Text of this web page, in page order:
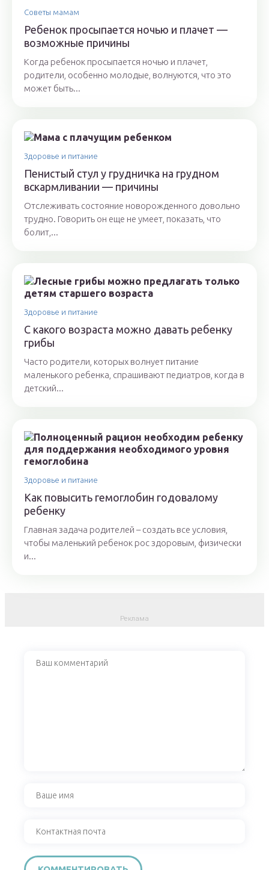
Советы мамам
Ребенок просыпается ночью и плачет —
возможные причины
Когда ребенок просыпается ночью и плачет,
родители, особенно молодые, волнуются, что это
может быть...
Здоровье и питание
Пенистый стул у грудничка на грудном
вскармливании — причины
Отслеживать состояние новорожденного довольно
трудно. Говорить он еще не умеет, показать, что
болит,...
Здоровье и питание
С какого возраста можно давать ребенку
грибы
Часто родители, которых волнует питание
маленького ребенка, спрашивают педиатров, когда в
детский...
Здоровье и питание
Как повысить гемоглобин годовалому
ребенку
Главная задача родителей – создать все условия,
чтобы маленький ребенок рос здоровым, физически
и...